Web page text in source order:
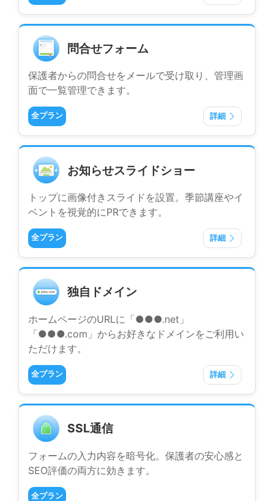
問合せフォーム
保護者からの問合せをメールで受け取り、管理画
面で一覧管理できます。
全プラン 詳細
お知らせスライドショー
トップに画像付きスライドを設置。季節講座やイ
ベントを視覚的にPRできます。
全プラン 詳細
独自ドメイン
ホームページのURLに「●●●.net」
「●●●.com」からお好きなドメインをご利用い
ただけます。
全プラン 詳細
SSL通信
フォームの入力内容を暗号化。保護者の安心感と
SEO評価の両方に効きます。
全プラン